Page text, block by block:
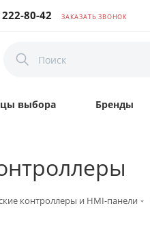
80-42 ЗАКАЗАТЬ ЗВОНОК
выбора Бренды
контроллеры и HMI-панели